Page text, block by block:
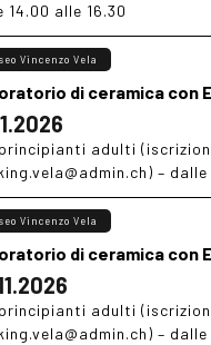
14.00 alle 16.30
di ceramica con
Vincenzo Vela
adulti
–
di ceramica con
Vincenzo Vela
adulti
–